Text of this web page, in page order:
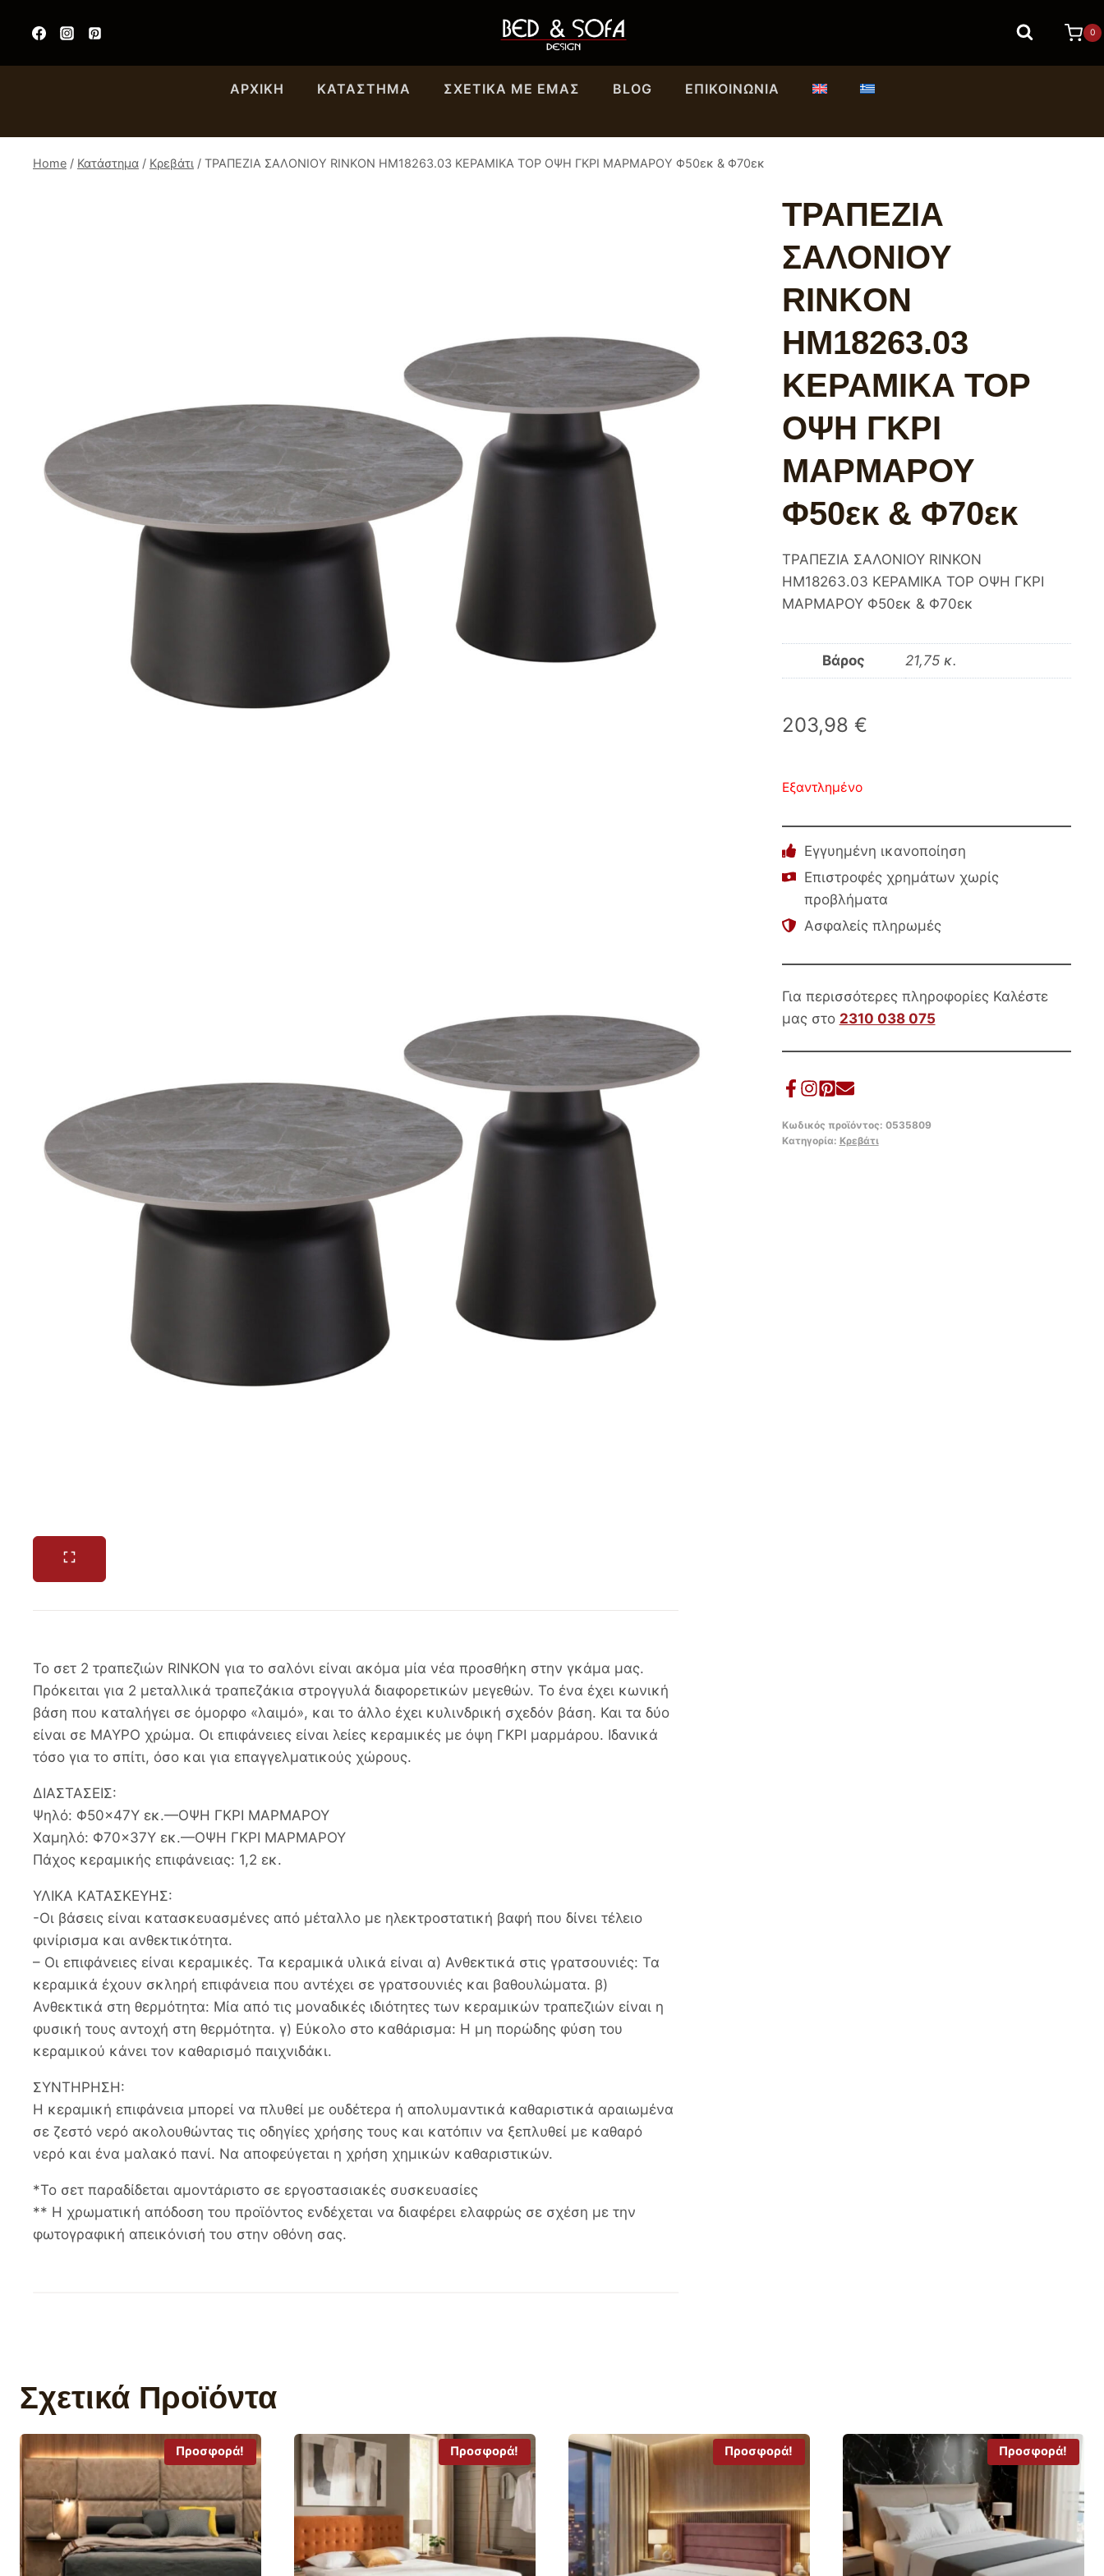
0
ΑΡΧΙΚΉ ΚΑΤΆΣΤΗΜΑ ΣΧΕΤΙΚΆ ΜΕ ΕΜΑΣ BLOG ΕΠΙΚΟΙΝΩΝΊΑ
Home / Κατάστημα / Κρεβάτι / ΤΡΑΠΕΖΙΑ ΣΑΛΟΝΙΟΥ RINKON HM18263.03 ΚΕΡΑΜΙΚΑ TOP ΟΨΗ ΓΚΡΙ ΜΑΡΜΑΡΟΥ Φ50εκ & Φ70εκ
Το σετ 2 τραπεζιών RINKON για το σαλόνι είναι ακόμα μία νέα προσθήκη στην γκάμα μας.
Πρόκειται για 2 μεταλλικά τραπεζάκια στρογγυλά διαφορετικών μεγεθών. Το ένα έχει κωνική
βάση που καταλήγει σε όμορφο «λαιμό», και το άλλο έχει κυλινδρική σχεδόν βάση. Και τα δύο
είναι σε ΜΑΥΡΟ χρώμα. Οι επιφάνειες είναι λείες κεραμικές με όψη ΓΚΡΙ μαρμάρου. Ιδανικά
τόσο για το σπίτι, όσο και για επαγγελματικούς χώρους.
ΔΙΑΣΤΑΣΕΙΣ:
Ψηλό: Φ50×47Υ εκ.—ΟΨΗ ΓΚΡΙ ΜΑΡΜΑΡΟΥ
Χαμηλό: Φ70×37Υ εκ.—ΟΨΗ ΓΚΡΙ ΜΑΡΜΑΡΟΥ
Πάχος κεραμικής επιφάνειας: 1,2 εκ.
ΥΛΙΚΑ ΚΑΤΑΣΚΕΥΗΣ:
-Οι βάσεις είναι κατασκευασμένες από μέταλλο με ηλεκτροστατική βαφή που δίνει τέλειο
φινίρισμα και ανθεκτικότητα.
– Οι επιφάνειες είναι κεραμικές. Τα κεραμικά υλικά είναι α) Ανθεκτικά στις γρατσουνιές: Τα
κεραμικά έχουν σκληρή επιφάνεια που αντέχει σε γρατσουνιές και βαθουλώματα. β)
Ανθεκτικά στη θερμότητα: Μία από τις μοναδικές ιδιότητες των κεραμικών τραπεζιών είναι η
φυσική τους αντοχή στη θερμότητα. γ) Εύκολο στο καθάρισμα: Η μη πορώδης φύση του
κεραμικού κάνει τον καθαρισμό παιχνιδάκι.
ΣΥΝΤΗΡΗΣΗ:
Η κεραμική επιφάνεια μπορεί να πλυθεί με ουδέτερα ή απολυμαντικά καθαριστικά αραιωμένα
σε ζεστό νερό ακολουθώντας τις οδηγίες χρήσης τους και κατόπιν να ξεπλυθεί με καθαρό
νερό και ένα μαλακό πανί. Να αποφεύγεται η χρήση χημικών καθαριστικών.
*Το σετ παραδίδεται αμοντάριστο σε εργοστασιακές συσκευασίες
** Η χρωματική απόδοση του προϊόντος ενδέχεται να διαφέρει ελαφρώς σε σχέση με την
φωτογραφική απεικόνισή του στην οθόνη σας.
ΤΡΑΠΕΖΙΑ
ΣΑΛΟΝΙΟΥ
RINKON
HM18263.03
ΚΕΡΑΜΙΚΑ TOP
ΟΨΗ ΓΚΡΙ
ΜΑΡΜΑΡΟΥ
Φ50εκ & Φ70εκ
ΤΡΑΠΕΖΙΑ ΣΑΛΟΝΙΟΥ RINKON
HM18263.03 ΚΕΡΑΜΙΚΑ TOP ΟΨΗ ΓΚΡΙ
ΜΑΡΜΑΡΟΥ Φ50εκ & Φ70εκ
Βάρος 21,75 κ.
203,98 €
Εξαντλημένο
Εγγυημένη ικανοποίηση
Επιστροφές χρημάτων χωρίς
προβλήματα
Ασφαλείς πληρωμές
Για περισσότερες πληροφορίες Καλέστε
μας στο 2310 038 075
Κωδικός προϊόντος: 0535809
Κατηγορία: Κρεβάτι
Σχετικά Προϊόντα
Προσφορά! Προσφορά! Προσφορά! Προσφορά!